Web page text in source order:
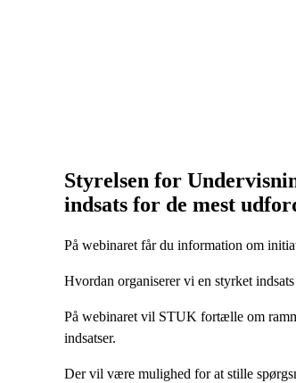
Styrelsen for
indsats for de mest
På webinaret får du information om
Hvordan organiserer vi en styrket
På webinaret vil STUK fortælle om
indsatser.
Der vil være mulighed for at stille